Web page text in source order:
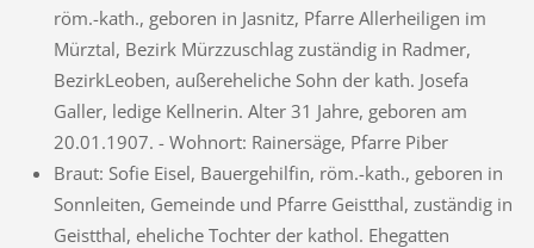
röm.-kath., geboren in Jasnitz, Pfarre Allerheiligen im
Mürztal, Bezirk Mürzzuschlag zuständig in Radmer,
BezirkLeoben, außereheliche Sohn der kath. Josefa
Galler, ledige Kellnerin. Alter 31 Jahre, geboren am
20.01.1907. - Wohnort: Rainersäge, Pfarre Piber
Braut: Sofie Eisel, Bauergehilfin, röm.-kath., geboren in
Sonnleiten, Gemeinde und Pfarre Geistthal, zuständig in
Geistthal, eheliche Tochter der kathol. Ehegatten